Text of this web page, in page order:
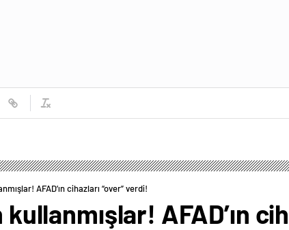
AFAD’ın cihazları “over” verdi!
AFAD’ın